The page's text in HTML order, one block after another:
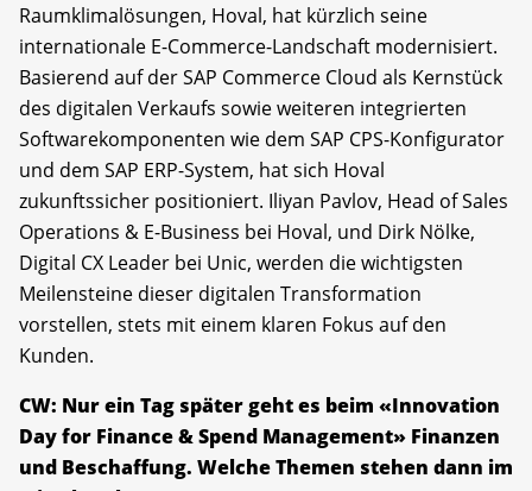
Raumklimalösungen, Hoval, hat kürzlich seine
internationale E-Commerce-Landschaft modernisiert.
Basierend auf der SAP Commerce Cloud als Kernstück
des digitalen Verkaufs sowie weiteren integrierten
Softwarekomponenten wie dem SAP CPS-Konfigurator
und dem SAP ERP-System, hat sich Hoval
zukunftssicher positioniert. Iliyan Pavlov, Head of Sales
Operations & E-Business bei Hoval, und Dirk Nölke,
Digital CX Leader bei Unic, werden die wichtigsten
Meilensteine dieser digitalen Transformation
vorstellen, stets mit einem klaren Fokus auf den
Kunden.
CW: Nur ein Tag später geht es beim «Innovation
Day for Finance & Spend Management» Finanzen
und Beschaffung. Welche Themen stehen dann im